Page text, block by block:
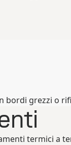
bordi grezzi o
termici a